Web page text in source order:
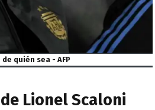
quién sea - AFP
Lionel Scaloni